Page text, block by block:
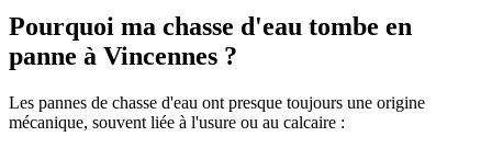
Pourquoi ma chasse d'eau tombe en
panne à Vincennes ?
Les pannes de chasse d'eau ont presque toujours une origine
mécanique, souvent liée à l'usure ou au calcaire :